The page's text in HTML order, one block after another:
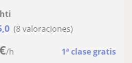
/h 1ª clase gratis
(8 valoraciones)